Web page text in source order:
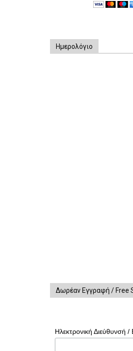
Ημερολόγιο
Δωρέαν Εγγραφή / Free
Ηλεκτρονική Διεύθυνσή